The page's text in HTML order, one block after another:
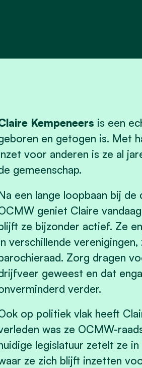
Kempeneers is een
en getogen is. Met
voor anderen is ze al
gemeenschap.
een lange loopbaan bij
geniet Claire
ze bijzonder actief. Ze
verschillende verenigingen,
Zorg dragen
geweest en dat
verder.
op politiek vlak heeft
was ze OCMW-
legislatuur zetelt ze
ze zich blijft inzetten